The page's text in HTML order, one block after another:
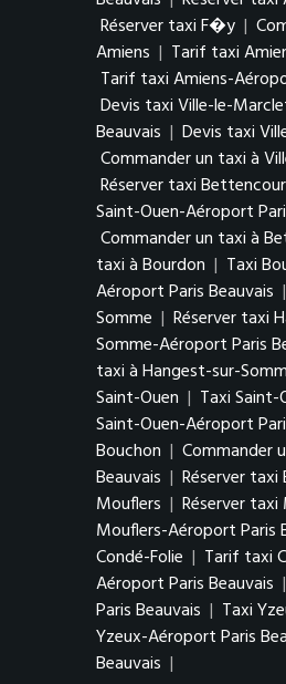
Réserver taxi F�y |
Amiens | Tarif taxi
Tarif taxi Amiens-
Devis taxi Ville-le-
Beauvais | Devis taxi
Commander un taxi à
Réserver taxi
Saint-Ouen-Aéroport
Commander un taxi à
taxi à Bourdon | Taxi
Aéroport Paris Beauvais |
Somme | Réserver taxi
Somme-Aéroport Paris
taxi à Hangest-sur-
Saint-Ouen | Taxi Saint-
Saint-Ouen-Aéroport
Bouchon | Commander
Beauvais | Réserver
Mouflers | Réserver taxi
Mouflers-Aéroport Paris
Condé-Folie | Tarif taxi
Aéroport Paris Beauvais |
Paris Beauvais | Taxi
Yzeux-Aéroport Paris
Beauvais |